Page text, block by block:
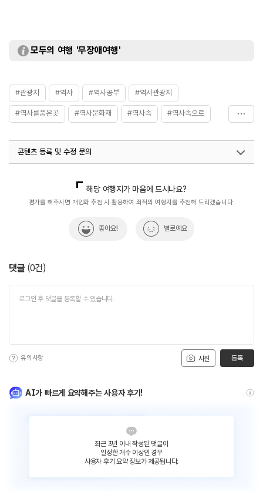
모두의 여행 '무장애여행'
#관광지 #역사 #역사공부 #역사관광지
#역사를품은곳 #역사문화재 #역사속 #역사속으로
#역사탐방 #역사탐험
콘텐츠 등록 및 수정 문의
해당 여행지가 마음에 드시나요?
평가를 해주시면 개인화 추천 시 활용하여 최적의 여행지를 추천해 드리겠습니다.
좋아요! 별로예요
댓글 (0건)
사진
유의사항 등록
AI가 빠르게 요약해주는 사용자 후기!
최근 3년 이내 작성된 댓글이
일정한 개수 이상인 경우
사용자 후기 요약 정보가 제공됩니다.